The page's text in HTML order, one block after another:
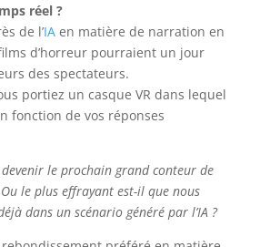
réel ?
de l’IAen matière de narration en
d’horreur pourraient un jour
des spectateurs.
portiez un casque VR dans lequel
fonction de vos réponses
le prochain grand conteur de
le plus effrayant est-il que nous
dans un scénario généré par l’IA ?